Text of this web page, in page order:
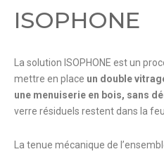
ISOPHONE
La solution ISOPHONE est un
mettre en place un double
une menuiserie en bois, sans
verre résiduels restent dans la
La tenue mécanique de